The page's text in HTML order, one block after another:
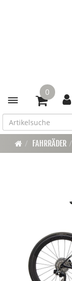
Toggle navigation
0
FAHRRÄDER